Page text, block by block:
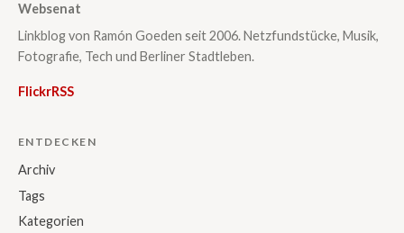
Websenat
Linkblog von Ramón Goeden seit 2006. Netzfundstücke, Musik,
Fotografie, Tech und Berliner Stadtleben.
FlickrRSS
ENTDECKEN
Archiv
Tags
Kategorien